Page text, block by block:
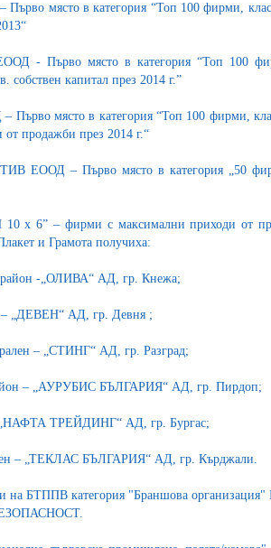
място в категория “Топ 100 фирми,
- Първо място в категория “Топ 100
собствен капитал през 2014 г.”
място в категория “Топ 100 фирми,
продажби през 2014 г.“
ЕООД – Първо място в категория „50
10 х 6” – фирми с максимални приходи от
и Грамота получиха:
район -„ОЛИВА“ АД, гр. Кнежа;
– „ДЕВЕН“ АД, гр. Девня ;
– „СТИНГ“ АД, гр. Разград;
– „АУРУБИС БЪЛГАРИЯ“ АД, гр. Пирдоп;
„НАФТА ТРЕЙДИНГ“ АД, гр. Бургас;
– „ТЕКЛАС БЪЛГАРИЯ“ АД, гр. Кърджали.
на БТППВ категория "Браншова